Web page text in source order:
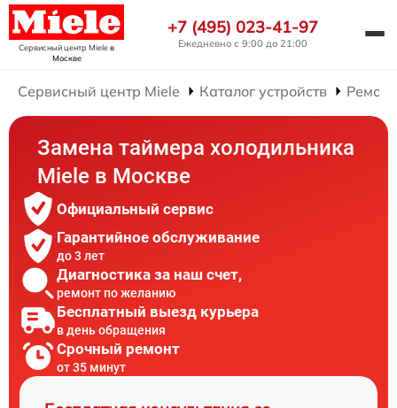
Сервисный центр Mieleв
Москве
+7 (495) 023-41-97
Ежедневно с 9:00 до 21:00
Сервисный центр Miele Каталог устройств
Замена таймера холодильника
Miele в Москве
Официальный сервис
Гарантийное обслуживание
до 3 лет
Диагностика за наш счет,
ремонт по желанию
Бесплатный выезд курьера
в день обращения
Срочный ремонт
от 35 минут